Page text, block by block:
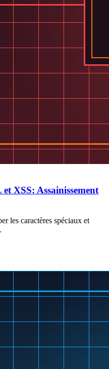
XSS: Assainissement
les caractères spéciaux et